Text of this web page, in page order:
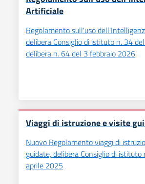
Artificiale
Regolamento sull'uso
delibera Consiglio di istituto n. 34
delibera n. 64 del 3 febbraio 2026
Viaggi di istruzione e visite
Nuovo Regolamento viaggi di
guidate, delibera Consiglio di
aprile 2025